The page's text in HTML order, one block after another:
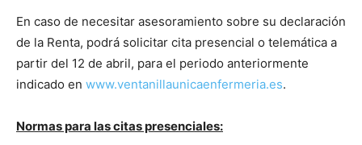
En caso de necesitar asesoramiento sobre su declaración
de la Renta, podrá solicitar cita presencial o telemática a
partir del 12 de abril, para el periodo anteriormente
indicado en www.ventanillaunicaenfermeria.es.
Normas para las citas presenciales: